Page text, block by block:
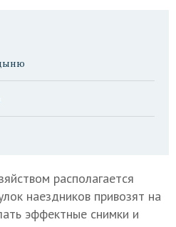
располагается
наездников привозят на
эффектные снимки и